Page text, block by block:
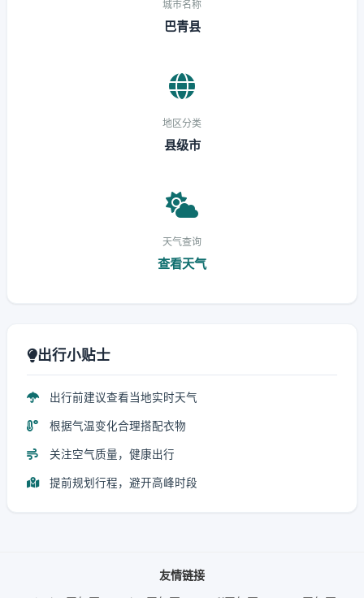
城市名称
巴青县
地区分类
县级市
天气查询
查看天气
出行小贴士
出行前建议查看当地实时天气
根据气温变化合理搭配衣物
关注空气质量，健康出行
提前规划行程，避开高峰时段
友情链接